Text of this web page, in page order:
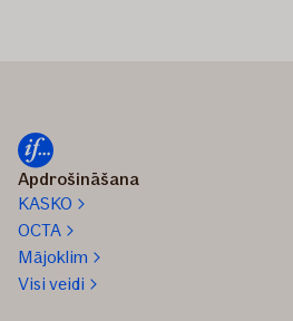
Apdrošināšana
KASKO
OCTA
Mājoklim
Visi veidi